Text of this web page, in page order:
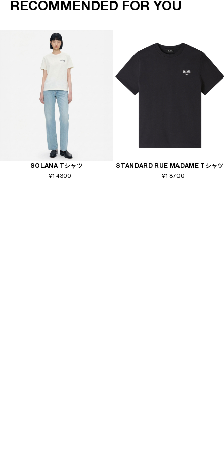
RECOMMENDED FOR YOU
SOLANA Tシャツ
¥14300
STANDARD RUE MADAME Tシャツ
¥18700